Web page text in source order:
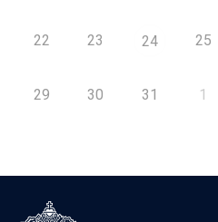
22 23 24 25
29 30 31 1